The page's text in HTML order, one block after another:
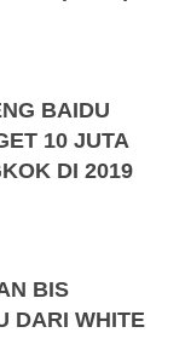
BAIDU
10 JUTA
DI 2019
BIS
DARI WHITE